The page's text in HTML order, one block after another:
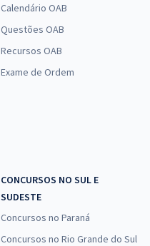
Calendário OAB
Questões OAB
Recursos OAB
Exame de Ordem
CONCURSOS NO SUL E
SUDESTE
Concursos no Paraná
Concursos no Rio Grande do Sul